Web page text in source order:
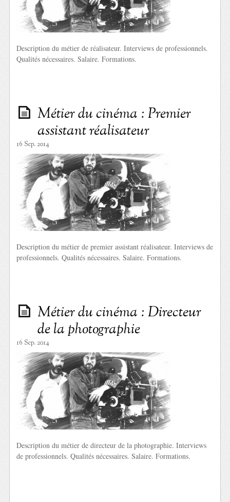
Description du métier de réalisateur. Interviews de professionnels.
Qualités nécessaires. Salaire. Formations.
Métier du cinéma : Premier
assistant réalisateur
16 Sep. 2014
Description du métier de premier assistant réalisateur. Interviews de
professionnels. Qualités nécessaires. Salaire. Formations.
Métier du cinéma : Directeur
de la photographie
16 Sep. 2014
Description du métier de directeur de la photographie. Interviews
de professionnels. Qualités nécessaires. Salaire. Formations.